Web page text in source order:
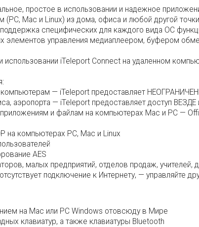
простое в использовании и надежное
(PC, Mac и Linux) из дома, офиса и любой другой
специфических для каждого вида ОС
элементов управления медиаплеером, буфером
iTeleport Connect на удаленном
компьютерам — iTeleport предоставляет
аэропорта — iTeleport предоставляет доступ
и файлам на компьютерах Mac и PC —
на компьютерах PC, Mac и Linux
AES
малых предприятий, отделов продаж, учителей,
подключение к Интернету, — управляйте
на Mac или PC Windows отовсюду в Мире
клавиатур, а также клавиатуры Bluetooth